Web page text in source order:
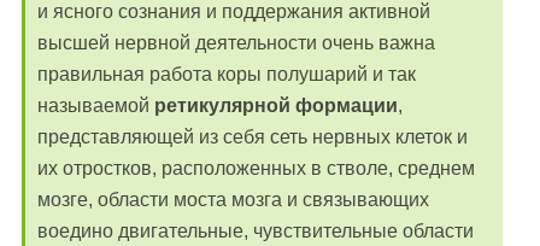
и ясного сознания и поддержания активной
высшей нервной деятельности очень важна
правильная работа коры полушарий и так
называемой ретикулярной формации,
представляющей из себя сеть нервных клеток и
их отростков, расположенных в стволе, среднем
мозге, области моста мозга и связывающих
воедино двигательные, чувствительные области